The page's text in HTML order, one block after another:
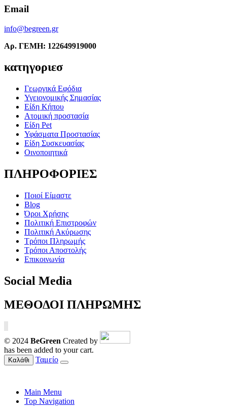
Email
info@begreen.gr
Αρ. ΓΕΜΗ: 122649919000
κατηγοριεσ
Γεωργικά Εφόδια
Υγειονομικής Σημασίας
Είδη Κήπου
Ατομική προστασία
Είδη Pet
Υφάσματα Προστασίας
Είδη Συσκευασίας
Οινοποιητικά
ΠΛΗΡΟΦΟΡΙΕΣ
Ποιοί Είμαστε
Blog
Όροι Χρήσης
Πολιτική Επιστροφών
Πολιτική Ακύρωσης
Τρόποι Πληρωμής
Τρόποι Αποστολής
Επικοινωνία
Social Media
ΜΕΘΟΔΟΙ ΠΛΗΡΩΜΗΣ
© 2024 BeGreen Created by
has been added to your cart.
Καλάθι Ταμείο
Main Menu
Top Navigation